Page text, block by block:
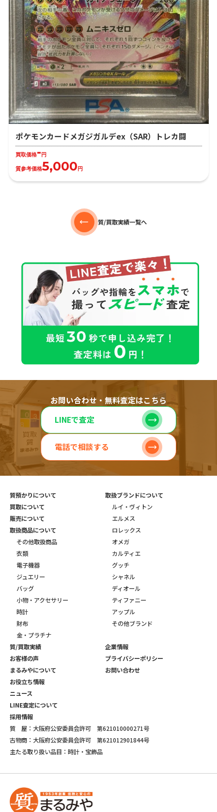
ポケモンカードメガジガルデex（SAR）トレカ闘
買取価格- 円
質参考価格5,000 円
質/買取実績一覧へ
お問い合わせ・無料査定はこちら
LINEで査定
電話で相談する
質預かりについて
買取について
販売について
取扱商品について
その他取扱商品
衣類
電子機器
ジュエリー
バッグ
小物・アクセサリー
時計
財布
金・プラチナ
取扱ブランドについて
ルイ・ヴィトン
エルメス
ロレックス
オメガ
カルティエ
グッチ
シャネル
ディオール
ティファニー
アップル
その他ブランド
質/買取実績
お客様の声
まるみやについて
お役立ち情報
ニュース
LINE査定について
採用情報
企業情報
プライバシーポリシー
お問い合わせ
質 屋：大阪府公安委員会許可 第621010000271号
古物商：大阪府公安委員会許可 第621012901844号
主たる取り扱い品目：時計・宝飾品